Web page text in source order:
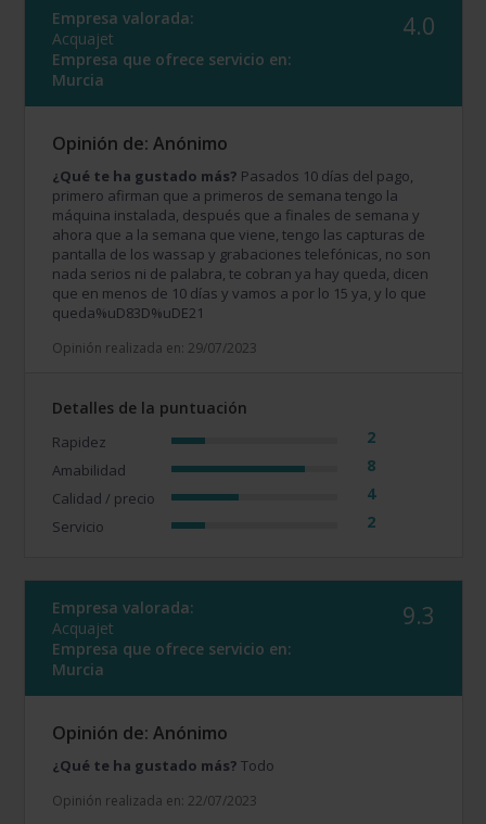
Empresa valorada:
Acquajet
Empresa que ofrece servicio en:
Murcia
4.0
Opinión de: Anónimo
¿Qué te ha gustado más? Pasados 10 días del pago,
primero afirman que a primeros de semana tengo la
máquina instalada, después que a finales de semana y
ahora que a la semana que viene, tengo las capturas de
pantalla de los wassap y grabaciones telefónicas, no son
nada serios ni de palabra, te cobran ya hay queda, dicen
que en menos de 10 días y vamos a por lo 15 ya, y lo que
queda%uD83D%uDE21
Opinión realizada en: 29/07/2023
Detalles de la puntuación
Rapidez 2
Amabilidad 8
Calidad / precio 4
Servicio 2
Empresa valorada:
Acquajet
Empresa que ofrece servicio en:
Murcia
9.3
Opinión de: Anónimo
¿Qué te ha gustado más? Todo
Opinión realizada en: 22/07/2023